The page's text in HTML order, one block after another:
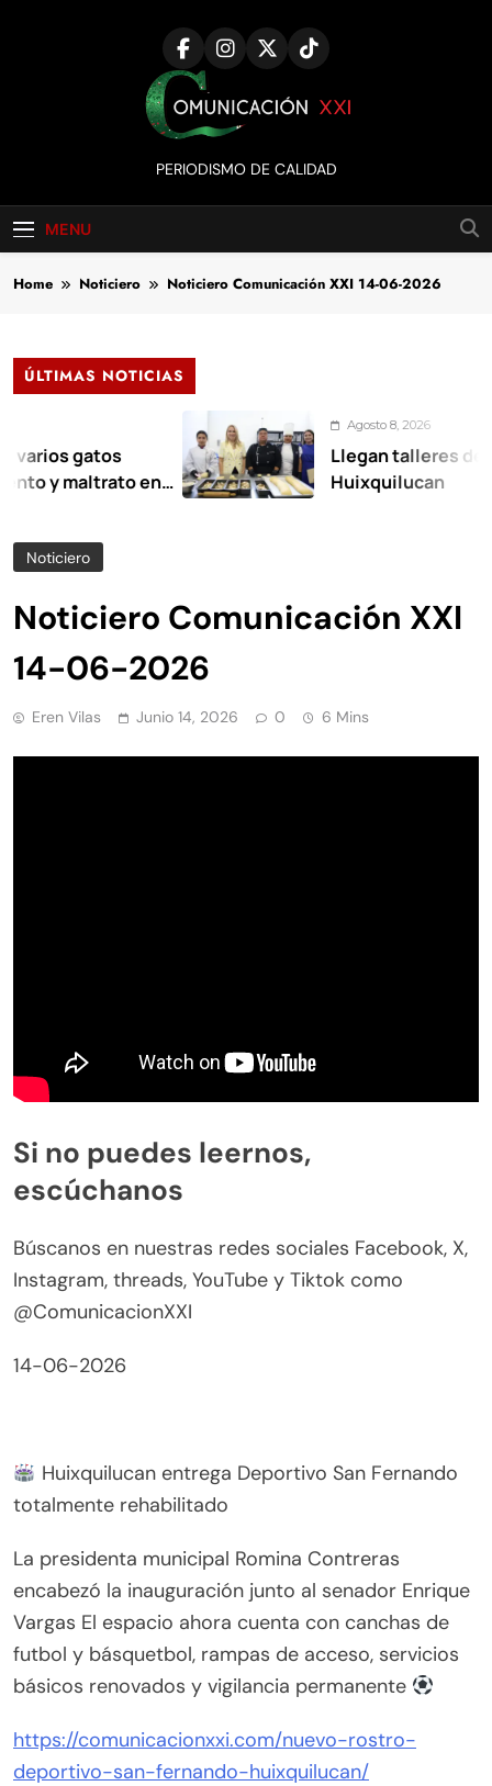
Comunicación
XXI
PERIODISMO DE CALIDAD
MENU
Home Noticiero Noticiero Comunicación XXI 14-06-2026
ÚLTIMAS NOTICIAS
gatos
en
Agosto 8, 2026
Llegan talleres de
Huixquilucan
Noticiero
Noticiero Comunicación XXI
14-06-2026
Eren Vilas Junio 14, 2026 0 6 Mins
Si no puedes leernos,
escúchanos
Búscanos en nuestras redes sociales Facebook, X,
Instagram, threads, YouTube y Tiktok como
@ComunicacionXXI
14-06-2026
Huixquilucan entrega Deportivo San Fernando
totalmente rehabilitado
La presidenta municipal Romina Contreras
encabezó la inauguración junto al senador Enrique
Vargas El espacio ahora cuenta con canchas de
futbol y básquetbol, rampas de acceso, servicios
básicos renovados y vigilancia permanente
https://comunicacionxxi.com/nuevo-rostro-
deportivo-san-fernando-huixquilucan/